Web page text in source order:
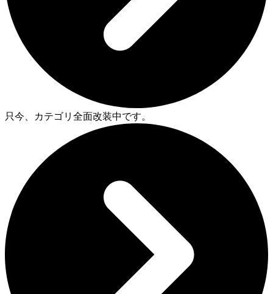
只今、カテゴリ全面改装中です。